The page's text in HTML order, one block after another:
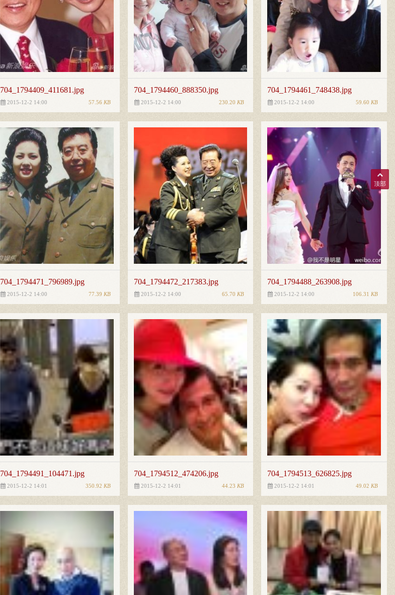
704_1794409_411681.jpg
2015-12-2 14:00 57.56 KB
704_1794460_888350.jpg
2015-12-2 14:00 230.20 KB
704_1794461_748438.jpg
2015-12-2 14:00 59.60 KB
704_1794471_796989.jpg
2015-12-2 14:00 77.39 KB
704_1794472_217383.jpg
2015-12-2 14:00 65.70 KB
704_1794488_263908.jpg
2015-12-2 14:00 106.31 KB
704_1794491_104471.jpg
2015-12-2 14:01 350.92 KB
704_1794512_474206.jpg
2015-12-2 14:01 44.23 KB
704_1794513_626825.jpg
2015-12-2 14:01 49.02 KB
顶部